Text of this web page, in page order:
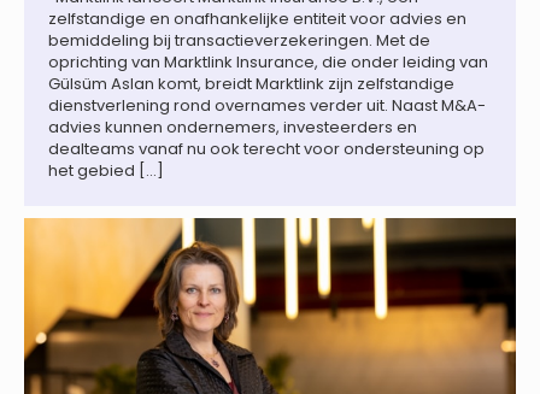
zelfstandige en onafhankelijke entiteit voor advies en
bemiddeling bij transactieverzekeringen. Met de
oprichting van Marktlink Insurance, die onder leiding van
Gülsüm Aslan komt, breidt Marktlink zijn zelfstandige
dienstverlening rond overnames verder uit. Naast M&A-
advies kunnen ondernemers, investeerders en
dealteams vanaf nu ook terecht voor ondersteuning op
het gebied […]